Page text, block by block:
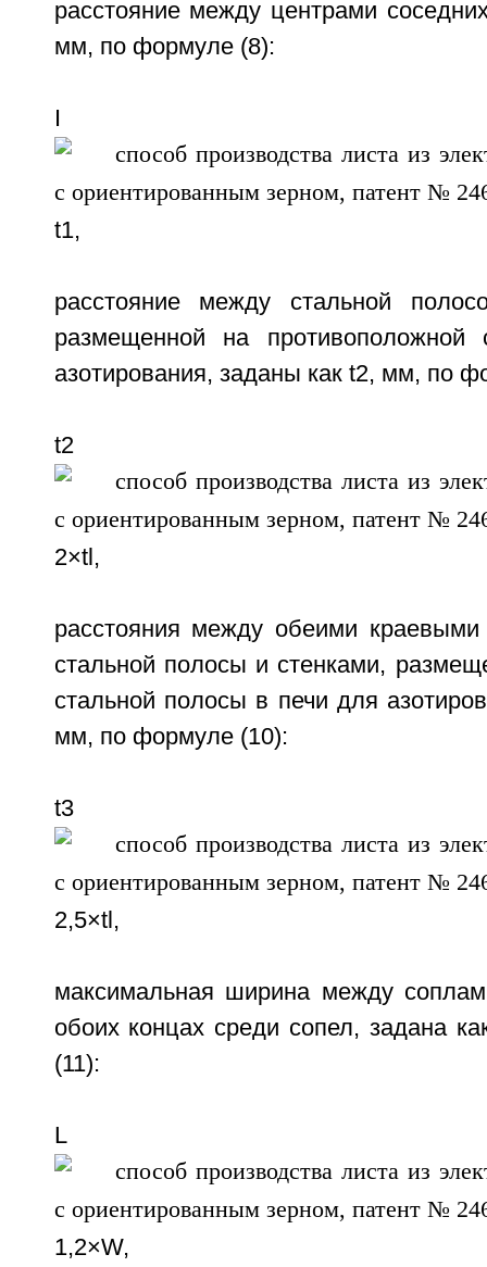
расстояние между центрами
мм, по формуле (8):
I
t1,
расстояние между стальной
размещенной на противоположной
азотирования, заданы как t2, мм, по
t2
2×tl,
расстояния между обеими
стальной полосы и стенками,
стальной полосы в печи для
мм, по формуле (10):
t3
2,5×tl,
максимальная ширина между
обоих концах среди сопел, задана
(11):
L
1,2×W,